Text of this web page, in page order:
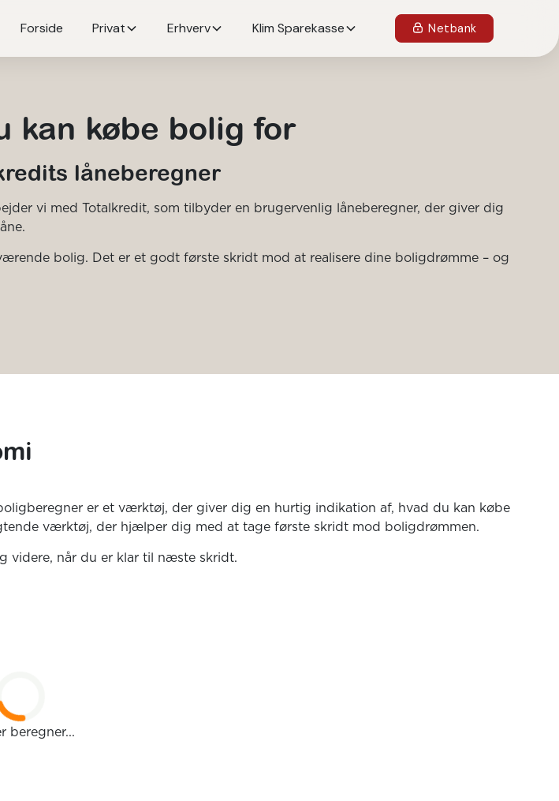
Forside Privat Erhverv Klim Sparekasse Netbank
kan købe bolig for
låneberegner
vi med Totalkredit, som tilbyder en brugervenlig låneberegner, der giver dig
bolig. Det er et godt første skridt mod at realisere dine boligdrømme – og
er et værktøj, der giver dig en hurtig indikation af, hvad du kan købe
værktøj, der hjælper dig med at tage første skridt mod boligdrømmen.
når du er klar til næste skridt.
beregner...